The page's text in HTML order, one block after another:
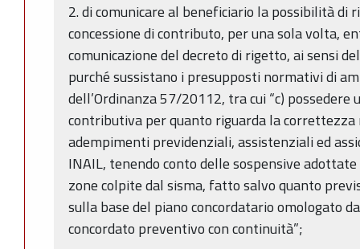
2. di comunicare al beneficiario la possibilità di
concessione di contributo, per una sola volta,
comunicazione del decreto di rigetto, ai sensi
purché sussistano i presupposti normativi di
dell’Ordinanza 57/20112, tra cui “c)
contributiva per quanto riguarda la correttezza
adempimenti previdenziali, assistenziali ed
INAIL, tenendo conto delle sospensive
zone colpite dal sisma, fatto salvo quanto
sulla base del piano concordatario omologato
concordato preventivo con continuità”;